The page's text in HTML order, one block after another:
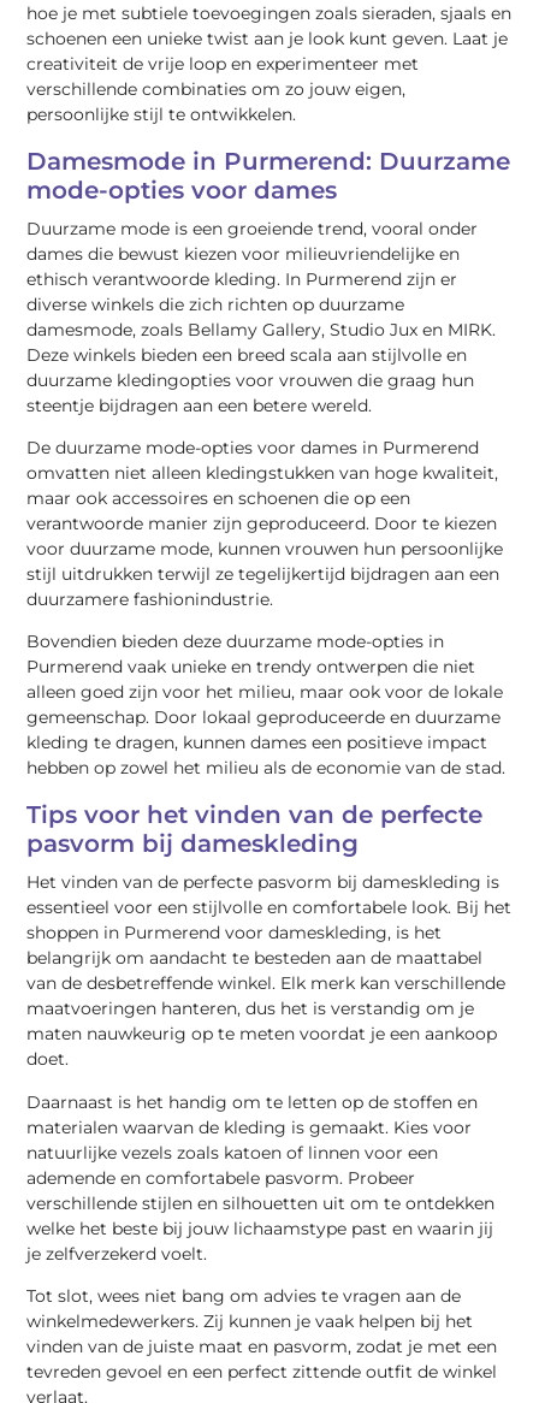
hoe je met subtiele toevoegingen zoals sieraden, sjaals en
schoenen een unieke twist aan je look kunt geven. Laat je
creativiteit de vrije loop en experimenteer met
verschillende combinaties om zo jouw eigen,
persoonlijke stijl te ontwikkelen.
Damesmode in Purmerend: Duurzame
mode-opties voor dames
Duurzame mode is een groeiende trend, vooral onder
dames die bewust kiezen voor milieuvriendelijke en
ethisch verantwoorde kleding. In Purmerend zijn er
diverse winkels die zich richten op duurzame
damesmode, zoals Bellamy Gallery, Studio Jux en MIRK.
Deze winkels bieden een breed scala aan stijlvolle en
duurzame kledingopties voor vrouwen die graag hun
steentje bijdragen aan een betere wereld.
De duurzame mode-opties voor dames in Purmerend
omvatten niet alleen kledingstukken van hoge kwaliteit,
maar ook accessoires en schoenen die op een
verantwoorde manier zijn geproduceerd. Door te kiezen
voor duurzame mode, kunnen vrouwen hun persoonlijke
stijl uitdrukken terwijl ze tegelijkertijd bijdragen aan een
duurzamere fashionindustrie.
Bovendien bieden deze duurzame mode-opties in
Purmerend vaak unieke en trendy ontwerpen die niet
alleen goed zijn voor het milieu, maar ook voor de lokale
gemeenschap. Door lokaal geproduceerde en duurzame
kleding te dragen, kunnen dames een positieve impact
hebben op zowel het milieu als de economie van de stad.
Tips voor het vinden van de perfecte
pasvorm bij dameskleding
Het vinden van de perfecte pasvorm bij dameskleding is
essentieel voor een stijlvolle en comfortabele look. Bij het
shoppen in Purmerend voor dameskleding, is het
belangrijk om aandacht te besteden aan de maattabel
van de desbetreffende winkel. Elk merk kan verschillende
maatvoeringen hanteren, dus het is verstandig om je
maten nauwkeurig op te meten voordat je een aankoop
doet.
Daarnaast is het handig om te letten op de stoffen en
materialen waarvan de kleding is gemaakt. Kies voor
natuurlijke vezels zoals katoen of linnen voor een
ademende en comfortabele pasvorm. Probeer
verschillende stijlen en silhouetten uit om te ontdekken
welke het beste bij jouw lichaamstype past en waarin jij
je zelfverzekerd voelt.
Tot slot, wees niet bang om advies te vragen aan de
winkelmedewerkers. Zij kunnen je vaak helpen bij het
vinden van de juiste maat en pasvorm, zodat je met een
tevreden gevoel en een perfect zittende outfit de winkel
verlaat.